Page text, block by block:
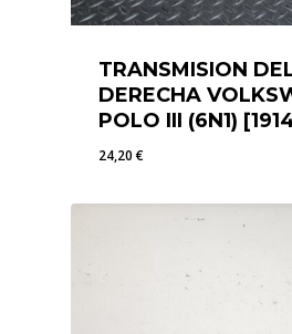
TRANSMISION
DERECHA
POLO III (6N1)
24,20€